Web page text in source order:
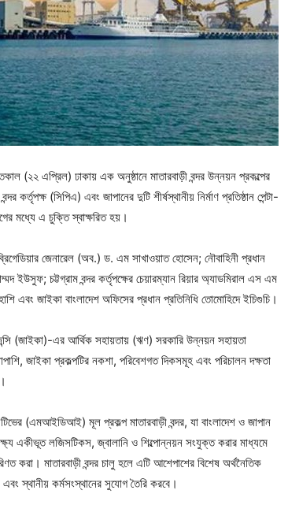
(২২ এপ্রিল) ঢাকায় এক অনুষ্ঠানে মাতারবাড়ী বন্দর উন্নয়ন প্রকল্পের
কর্তৃপক্ষ (সিপিএ) এবং জাপানের দুটি শীর্ষস্থানীয় নির্মাণ প্রতিষ্ঠান পেন্টা-
মধ্যে এ চুক্তি স্বাক্ষরিত হয়।
জেনারেল (অব.) ড. এম সাখাওয়াত হোসেন; নৌবাহিনী প্রধান
ইউসুফ; চট্টগ্রাম বন্দর কর্তৃপক্ষের চেয়ারম্যান রিয়ার অ্যাডমিরাল এস এম
এবং জাইকা বাংলাদেশ অফিসের প্রধান প্রতিনিধি তোমোহিদে ইচিগুচি।
(জাইকা)-এর আর্থিক সহায়তায় (ঋণ) সরকারি উন্নয়ন সহায়তা
জাইকা প্রকল্পটির নকশা, পরিবেশগত দিকসমূহ এবং পরিচালন দক্ষতা
(এমআইডিআই) মূল প্রকল্প মাতারবাড়ী বন্দর, যা বাংলাদেশ ও জাপান
একীভূত লজিসটিকস, জ্বালানি ও শিল্পোন্নয়ন সংযুক্ত করার মাধ্যমে
করা। মাতারবাড়ী বন্দর চালু হলে এটি আশেপাশের বিশেষ অর্থনৈতিক
স্থানীয় কর্মসংস্থানের সুযোগ তৈরি করবে।